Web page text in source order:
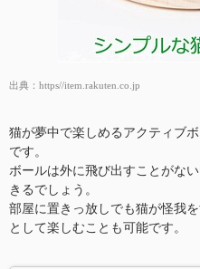
出典： https//item.rakuten.co.jp
猫が夢中で楽しめるアクティブ
です。
ボールは外に飛び出すことがな
きるでしょう。
部屋に置きっ放しでも猫が怪我
として楽しむことも可能です。